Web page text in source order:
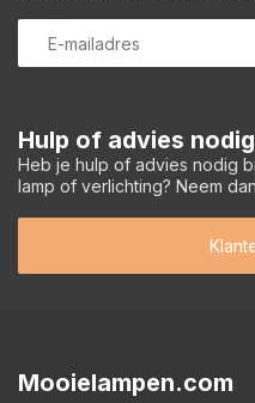
Hulp of advies
Heb je hulp of advies nodig
lamp of verlichting? Neem
Mooielampen.com